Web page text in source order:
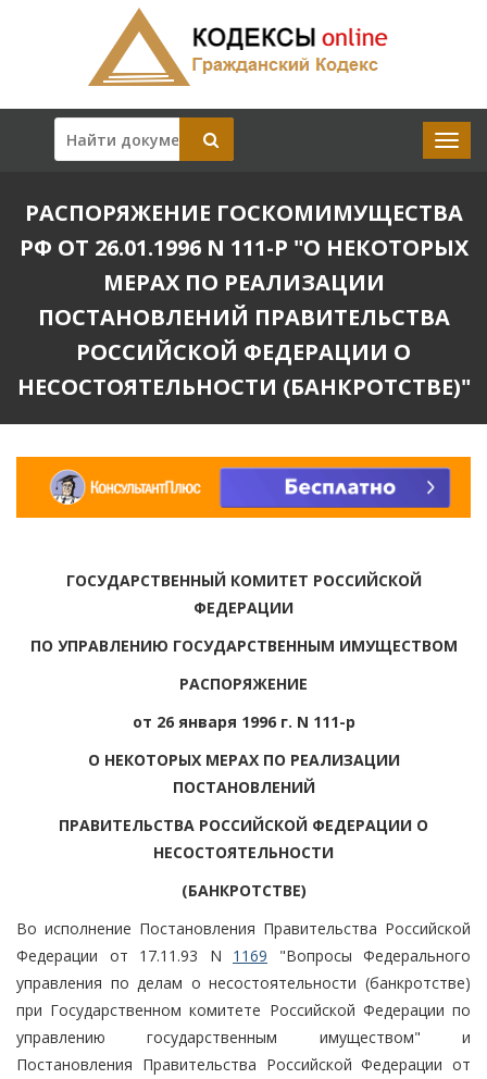
РАСПОРЯЖЕНИЕ ГОСКОМИМУЩЕСТВА
РФ ОТ 26.01.1996 N 111-Р "О НЕКОТОРЫХ
МЕРАХ ПО РЕАЛИЗАЦИИ
ПОСТАНОВЛЕНИЙ ПРАВИТЕЛЬСТВА
РОССИЙСКОЙ ФЕДЕРАЦИИ О
НЕСОСТОЯТЕЛЬНОСТИ (БАНКРОТСТВЕ)"
ГОСУДАРСТВЕННЫЙ КОМИТЕТ РОССИЙСКОЙ
ФЕДЕРАЦИИ
ПО УПРАВЛЕНИЮ ГОСУДАРСТВЕННЫМ ИМУЩЕСТВОМ
РАСПОРЯЖЕНИЕ
от 26 января 1996 г. N 111-р
О НЕКОТОРЫХ МЕРАХ ПО РЕАЛИЗАЦИИ
ПОСТАНОВЛЕНИЙ
ПРАВИТЕЛЬСТВА РОССИЙСКОЙ ФЕДЕРАЦИИ О
НЕСОСТОЯТЕЛЬНОСТИ
(БАНКРОТСТВЕ)
Во исполнение Постановления Правительства Российской
Федерации от 17.11.93 N 1169 "Вопросы Федерального
управления по делам о несостоятельности (банкротстве)
при Государственном комитете Российской Федерации по
управлению государственным имуществом" и
Постановления Правительства Российской Федерации от